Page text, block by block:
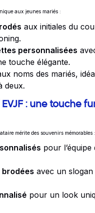
aux jeunes mariés :
aux initiales du
personnalisées
touche élégante.
noms des mariés,
deux.
: une touche
mérite des souvenirs mémorables :
pour l’équipe
avec un
pour un look